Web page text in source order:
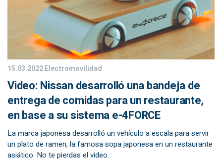
15.03.2022Electromovilidad
Video: Nissan desarrolló una bandeja de
entrega de comidas para un restaurante,
en base a su sistema e-4FORCE
La marca japonesa desarrolló un vehículo a escala para servir
un plato de ramen, la famosa sopa japonesa en un restaurante
asiático. No te pierdas el video.